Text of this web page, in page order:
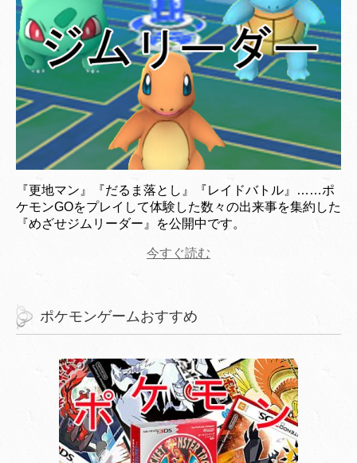
『更地マン』『だるま落とし』『レイドバトル』……ポ
ケモンGOをプレイして体験した数々の出来事を集約した
『めざせジムリーダー』を公開中です。
今すぐ読む
ポケモンゲームおすすめ